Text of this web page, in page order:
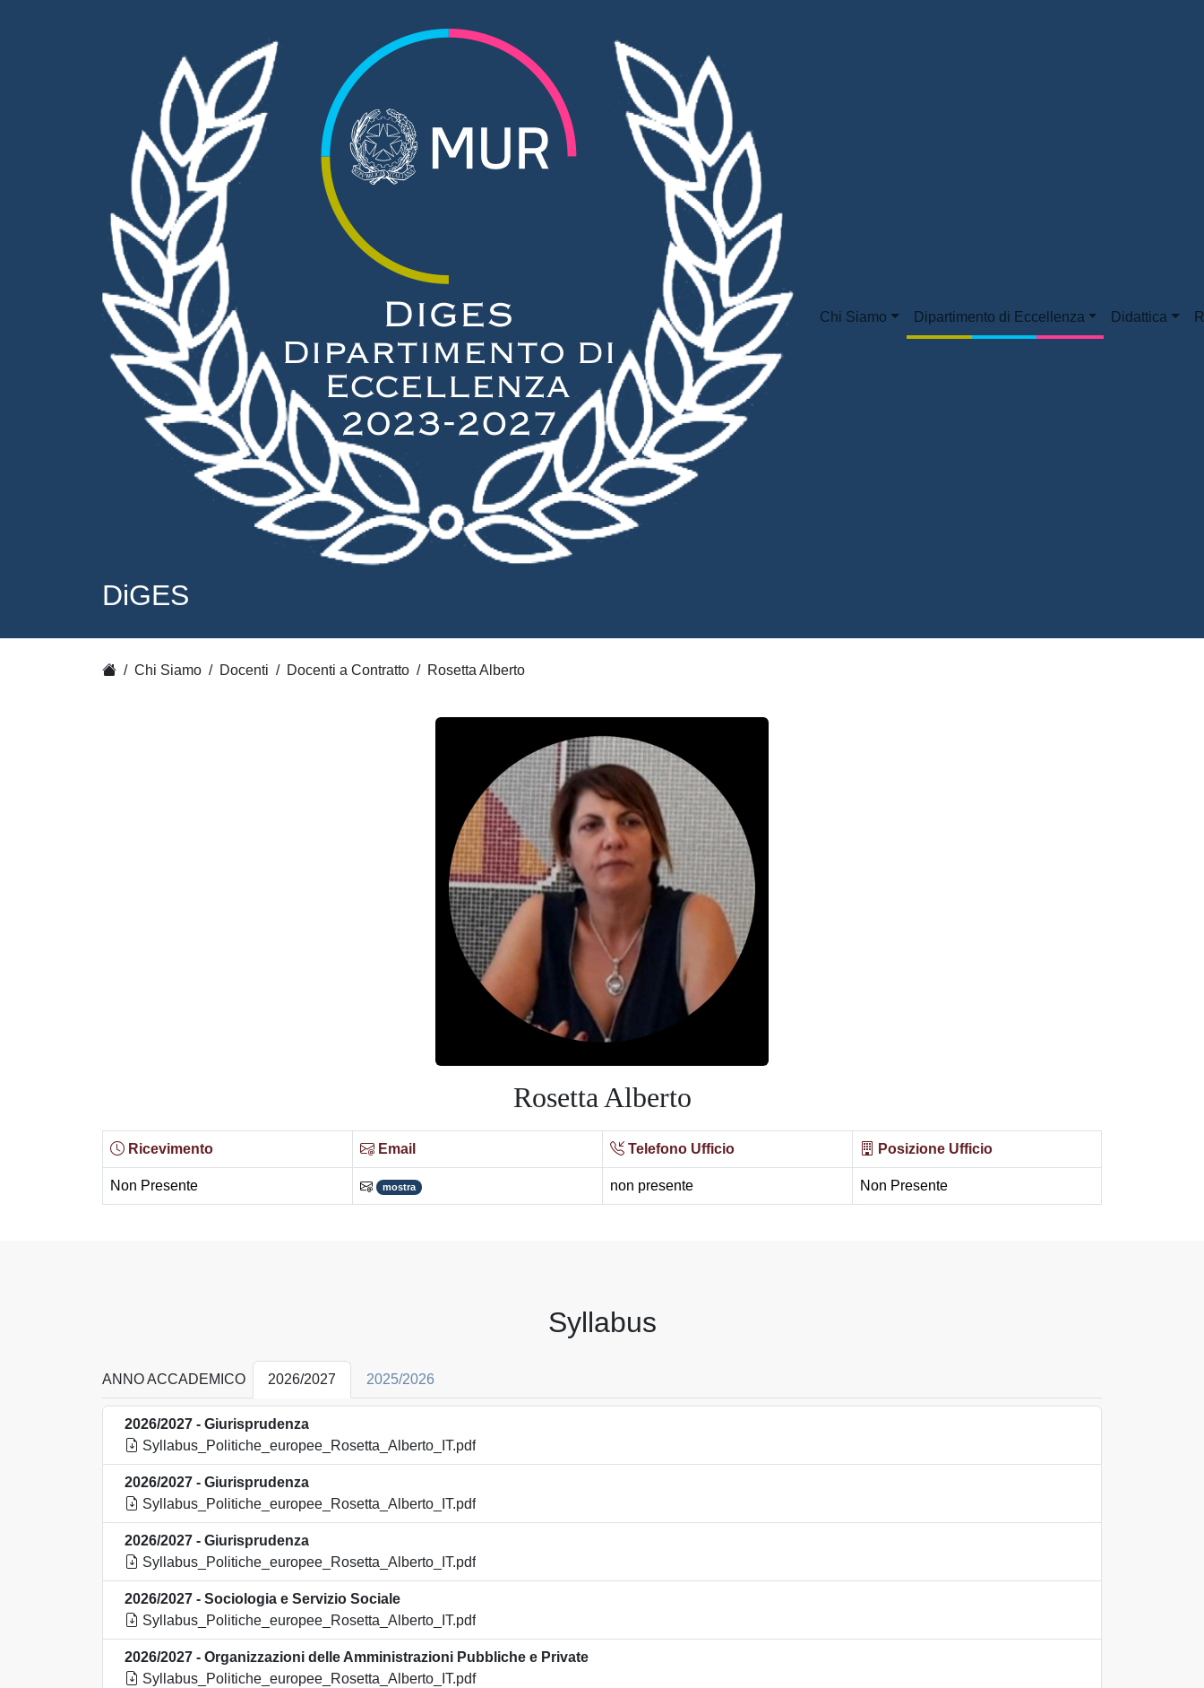
DiGES
Chi Siamo Dipartimento di Eccellenza Didattica
Chi Siamo Docenti Docenti a Contratto Rosetta Alberto
Rosetta Alberto
Ricevimento Email Telefono Ufficio Posizione Ufficio
Non Presente mostra non presente Non Presente
Syllabus
ANNO ACCADEMICO 2026/2027 2025/2026
2026/2027 - Giurisprudenza
Syllabus_Politiche_europee_Rosetta_Alberto_IT.pdf
2026/2027 - Giurisprudenza
Syllabus_Politiche_europee_Rosetta_Alberto_IT.pdf
2026/2027 - Giurisprudenza
Syllabus_Politiche_europee_Rosetta_Alberto_IT.pdf
2026/2027 - Sociologia e Servizio Sociale
Syllabus_Politiche_europee_Rosetta_Alberto_IT.pdf
2026/2027 - Organizzazioni delle Amministrazioni Pubbliche e Private
Syllabus_Politiche_europee_Rosetta_Alberto_IT.pdf